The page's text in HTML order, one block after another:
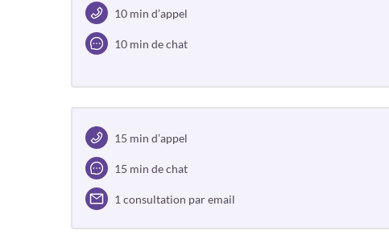
10 min d’appel
10 min de chat
15 min d’appel
15 min de chat
1 consultation par email